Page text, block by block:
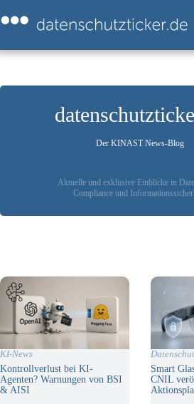
Inhalt
springen
Der KINAST News-Blog
Aktuelle und exklusive Einblicke in
Compliance und
KI-News
Kontrollverlust bei KI-
Agenten? Warnungen von BSI
& AISI
Smart
CNIL